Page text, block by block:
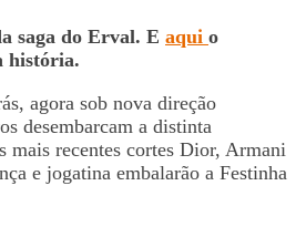
saga do Erval. E aqui o
história.
agora sob nova direção
desembarcam a distinta
mais recentes cortes Dior, Armani
e jogatina embalarão a Festinha